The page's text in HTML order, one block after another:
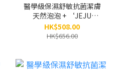
醫學級保濕舒敏抗菌潔膚
天然泡泡 + ‘JEJU
AQUA CALM’濟州果香
超水感屏障修護乳（身體
HK$508.00
HK$656.00